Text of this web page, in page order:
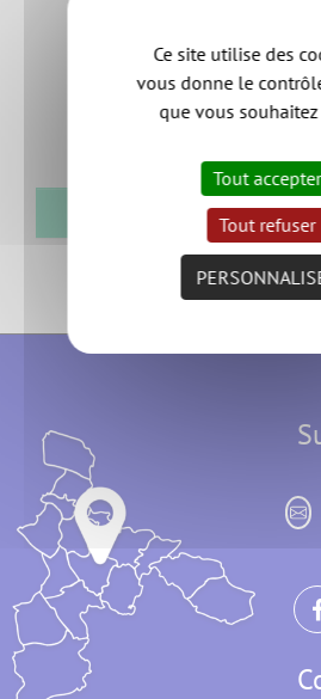
Ce site utilise des
vous donne le
que vous
Tout accepter
Tout refuser